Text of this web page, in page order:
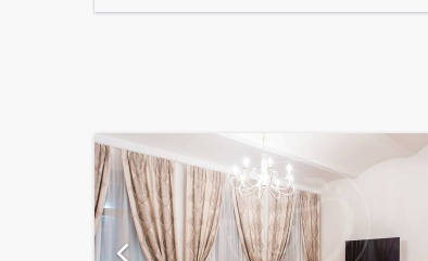
показать ещё 16